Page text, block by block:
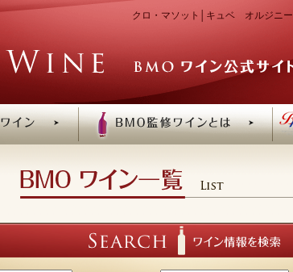
クロ・マソット│キュベ オルジニ